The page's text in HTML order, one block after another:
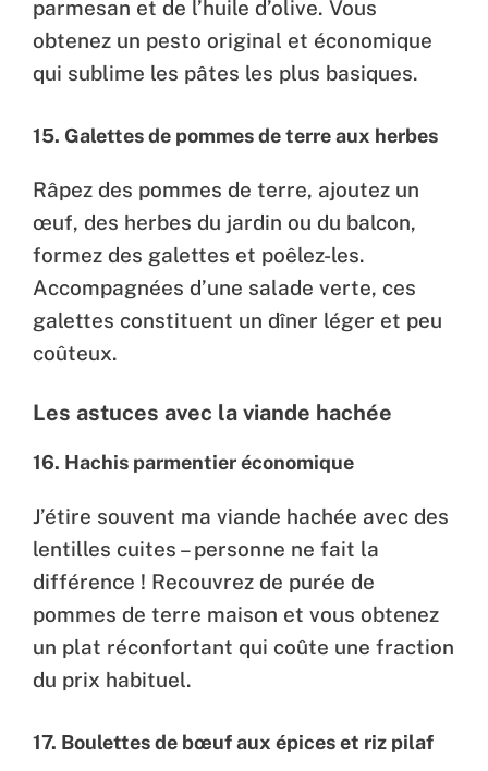
parmesan et de l’huile d’olive. Vous
obtenez un pesto original et économique
qui sublime les pâtes les plus basiques.
15. Galettes de pommes de terre aux herbes
Râpez des pommes de terre, ajoutez un
œuf, des herbes du jardin ou du balcon,
formez des galettes et poêlez-les.
Accompagnées d’une salade verte, ces
galettes constituent un dîner léger et peu
coûteux.
Les astuces avec la viande hachée
16. Hachis parmentier économique
J’étire souvent ma viande hachée avec des
lentilles cuites – personne ne fait la
différence ! Recouvrez de purée de
pommes de terre maison et vous obtenez
un plat réconfortant qui coûte une fraction
du prix habituel.
17. Boulettes de bœuf aux épices et riz pilaf